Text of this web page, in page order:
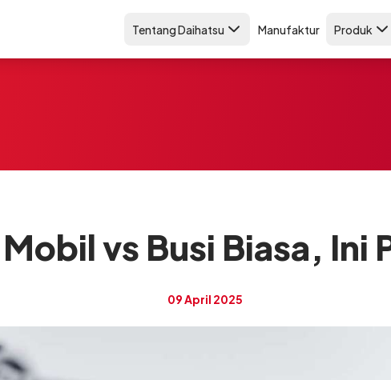
Tentang Daihatsu Manufaktur Produk
vs Busi Biasa, Ini
09 April 2025